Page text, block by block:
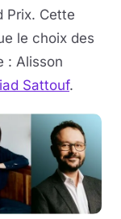
Prix. Cette
le choix des
: Alisson
Sattouf.